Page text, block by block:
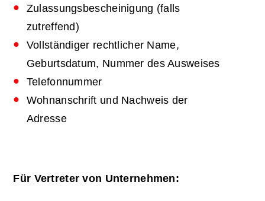
Zulassungsbescheinigung (falls
zutreffend)
Vollständiger rechtlicher Name,
Geburtsdatum, Nummer des Ausweises
Telefonnummer
Wohnanschrift und Nachweis der
Adresse
Für Vertreter von Unternehmen: